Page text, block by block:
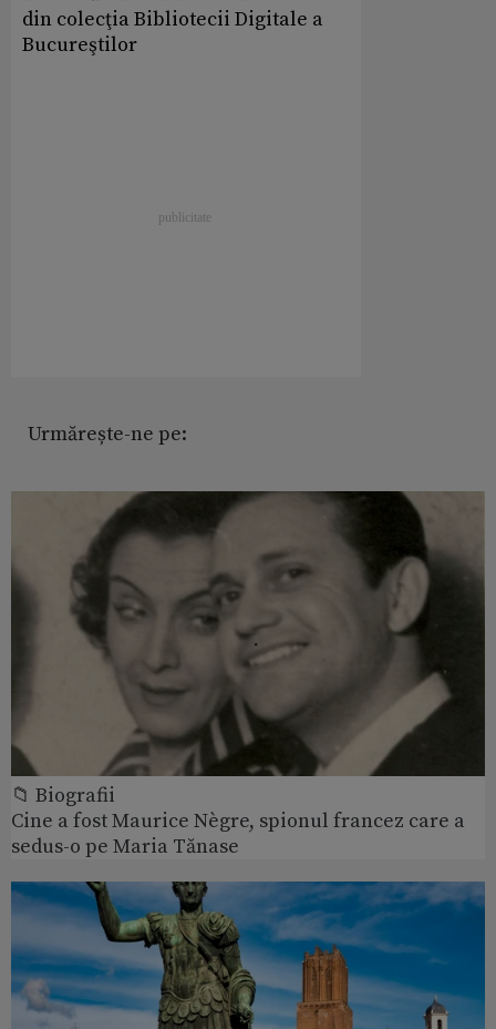
din colecţia Bibliotecii Digitale a
Bucureştilor
Urmărește-ne pe:
📁 Biografii
Cine a fost Maurice Nègre, spionul francez care a
sedus-o pe Maria Tănase